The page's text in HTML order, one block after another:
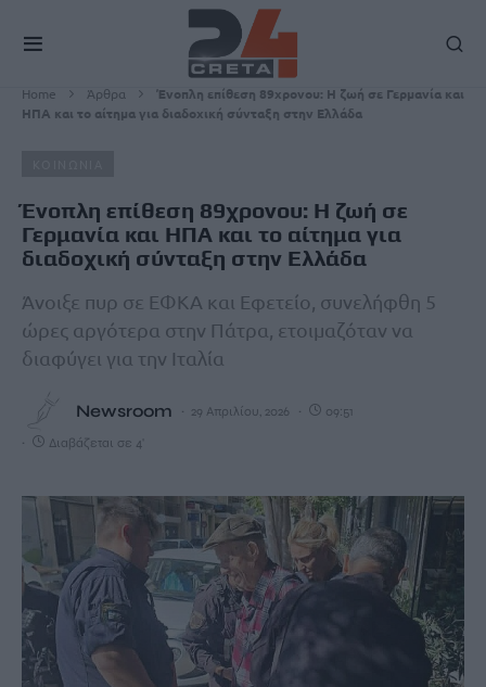
Home Άρθρα
Ένοπλη επίθεση 89χρονου: Η ζωή σε Γερμανία και
ΗΠΑ και το αίτημα για διαδοχική σύνταξη στην Ελλάδα
Ένοπλη επίθεση 89χρονου: Η ζωή σε
Γερμανία και ΗΠΑ και το αίτημα για
διαδοχική σύνταξη στην Ελλάδα
Άνοιξε πυρ σε ΕΦΚΑ και Εφετείο, συνελήφθη 5
ώρες αργότερα στην Πάτρα, ετοιμαζόταν να
διαφύγει για την Ιταλία
Newsroom 29 Απριλίου, 2026 09:51
Διαβάζεται σε 4'